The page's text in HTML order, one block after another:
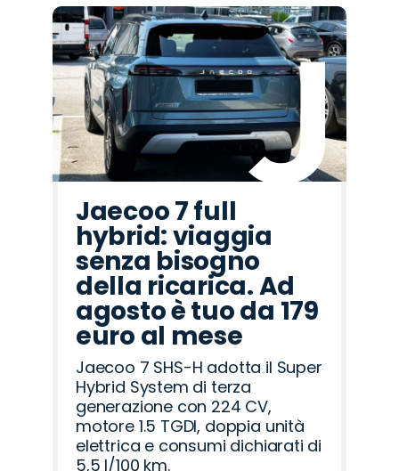
Promo
Jaecoo
Promo
Peugeot
Promo
Cupra
Promo
Seat
Promo
Omoda
Promo
Citroën
Promo
Land
Rover
Promo
Hyundai
Promo
Abarth
Promo
Mazda
Promo
Fiat
Promo
Opel
Promo
Lancia
Promo
Jeep
Promo
Alfa
Romeo
Jaecoo 7 full
hybrid: viaggia
senza bisogno
della ricarica. Ad
agosto è tuo da 179
euro al mese
Jaecoo 7 SHS-H adotta il Super
Hybrid System di terza
generazione con 224 CV,
motore 1.5 TGDI, doppia unità
elettrica e consumi dichiarati di
5,5 l/100 km.